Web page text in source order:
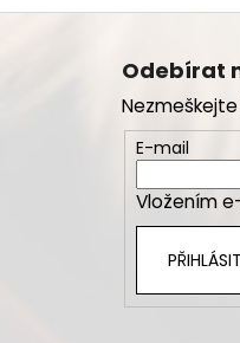
Z
Odebírat
E-mail
Vložením